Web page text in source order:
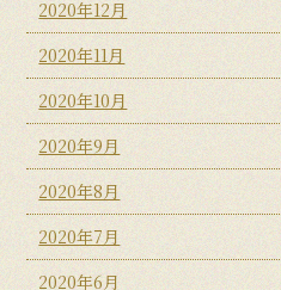
2020年12月
2020年11月
2020年10月
2020年9月
2020年8月
2020年7月
2020年6月